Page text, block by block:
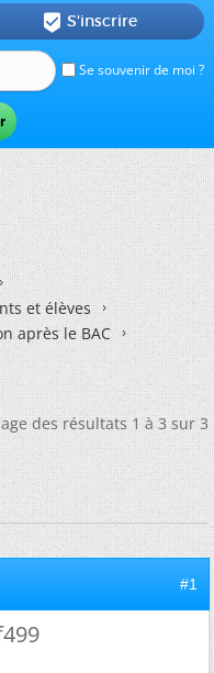
Se souvenir de moi ?
 S'inscrire
et élèves
après le BAC
des résultats 1 à 3 sur 3
#1